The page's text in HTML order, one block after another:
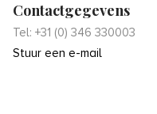
Contactgegevens
Tel: +31 (0) 346 330003
Stuur een e-mail